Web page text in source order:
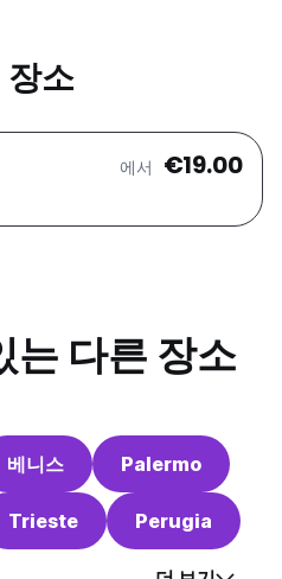
소
에서 €19.00
는 다른 장소
베니스 Palermo
Trieste Perugia